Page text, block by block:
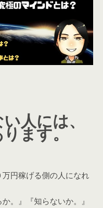
人には、
ます。
円稼げる側の人になれ
。』『知らないか。』